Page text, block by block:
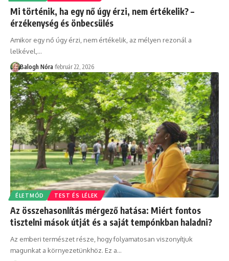
Mi történik, ha egy nő úgy érzi, nem értékelik? –
érzékenység és önbecsülés
Amikor egy nő úgy érzi, nem értékelik, az mélyen rezonál a
lelkével, …
Balogh Nóra február 22, 2026
ÉLETMÓD TEST ÉS LÉLEK
Az összehasonlítás mérgező hatása: Miért fontos
tisztelni mások útját és a saját tempónkban haladni?
Az emberi természet része, hogy folyamatosan viszonyítjuk
magunkat a környezetünkhöz. Ez a…